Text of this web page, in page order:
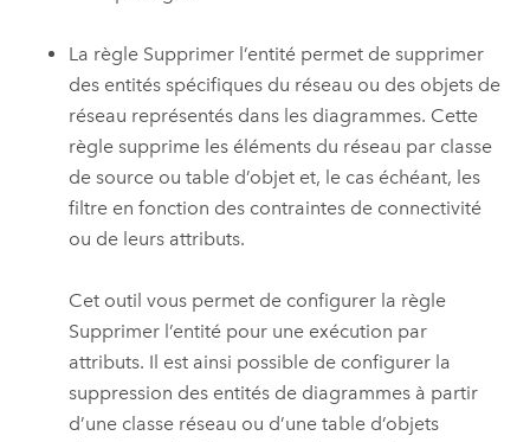
La règle Supprimer l’entité permet de supprimer
des entités spécifiques du réseau ou des objets de
réseau représentés dans les diagrammes. Cette
règle supprime les éléments du réseau par classe
de source ou table d’objet et, le cas échéant, les
filtre en fonction des contraintes de connectivité
ou de leurs attributs.
Cet outil vous permet de configurer la règle
Supprimer l’entité pour une exécution par
attributs. Il est ainsi possible de configurer la
suppression des entités de diagrammes à partir
d’une classe réseau ou d’une table d’objets